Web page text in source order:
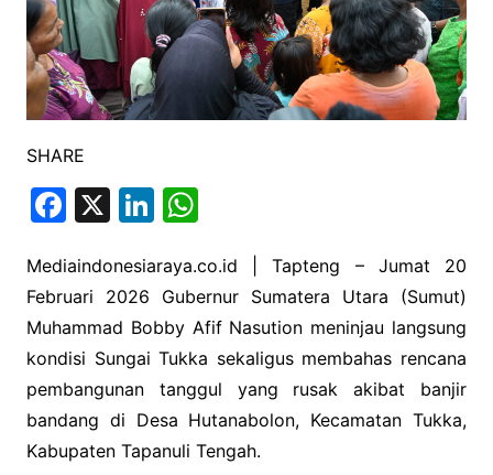
SHARE
F
c
e
b
o
o
k
X Li
k
e
dI
n
W
at
s
A
p
p
Mediaindonesiaraya.co.id | Tapteng – Jumat 20
Februari 2026 Gubernur Sumatera Utara (Sumut)
Muhammad Bobby Afif Nasution meninjau langsung
kondisi Sungai Tukka sekaligus membahas rencana
pembangunan tanggul yang rusak akibat banjir
bandang di Desa Hutanabolon, Kecamatan Tukka,
Kabupaten Tapanuli Tengah.